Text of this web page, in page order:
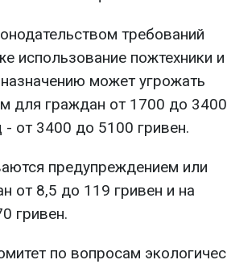
требований
использование пожтехники и
может угрожать
для граждан от 1700 до 3400
от 3400 до 5100 гривен.
предупреждением или
от 8,5 до 119 гривен и на
гривен.
по вопросам